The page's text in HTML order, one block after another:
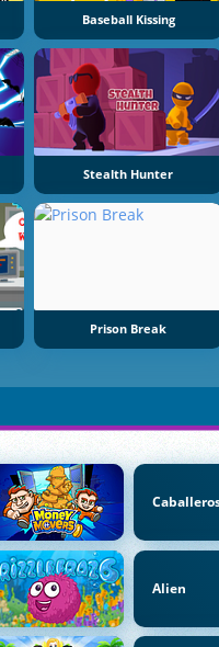
Baseball Kissing
Stealth Hunter
Prison Break
Alien